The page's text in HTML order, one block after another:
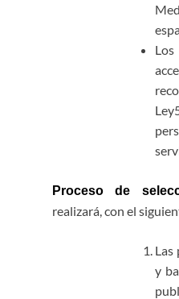
Proceso de
realizará, con el
Las
y